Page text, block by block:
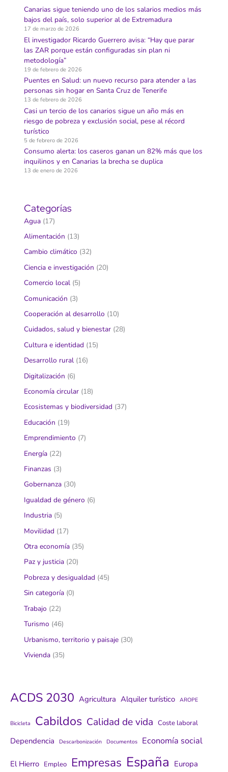
Canarias sigue teniendo uno de los salarios medios más
bajos del país, solo superior al de Extremadura
17 de marzo de 2026
El investigador Ricardo Guerrero avisa: “Hay que parar
las ZAR porque están configuradas sin plan ni
metodología”
19 de febrero de 2026
Puentes en Salud: un nuevo recurso para atender a las
personas sin hogar en Santa Cruz de Tenerife
13 de febrero de 2026
Casi un tercio de los canarios sigue un año más en
riesgo de pobreza y exclusión social, pese al récord
turístico
5 de febrero de 2026
Consumo alerta: los caseros ganan un 82% más que los
inquilinos y en Canarias la brecha se duplica
13 de enero de 2026
Categorías
Agua (17)
Alimentación (13)
Cambio climático (32)
Ciencia e investigación (20)
Comercio local (5)
Comunicación (3)
Cooperación al desarrollo (10)
Cuidados, salud y bienestar (28)
Cultura e identidad (15)
Desarrollo rural (16)
Digitalización (6)
Economía circular (18)
Ecosistemas y biodiversidad (37)
Educación (19)
Emprendimiento (7)
Energía (22)
Finanzas (3)
Gobernanza (30)
Igualdad de género (6)
Industria (5)
Movilidad (17)
Otra economía (35)
Paz y justicia (20)
Pobreza y desigualdad (45)
Sin categoría (0)
Trabajo (22)
Turismo (46)
Urbanismo, territorio y paisaje (30)
Vivienda (35)
ACDS 2030 Agricultura Alquiler turístico AROPE
Bicicleta Cabildos Calidad de vida Coste laboral
Dependencia Descarbonización Documentos Economía social
El Hierro Empleo Empresas España Europa